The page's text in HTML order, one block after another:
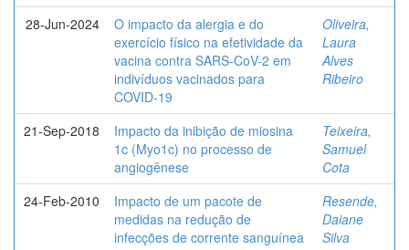
28-Jun-2024
O impacto da alergia e do
exercício físico na efetividade da
vacina contra SARS-CoV-2 em
indivíduos vacinados para
COVID-19
Oliveira,
Laura
Alves
Ribeiro
21-Sep-2018
Impacto da inibição de miosina
1c (Myo1c) no processo de
angiogênese
Teixeira,
Samuel
Cota
24-Feb-2010
Impacto de um pacote de
medidas na redução de
infecções de corrente sanguínea
Resende,
Daiane
Silva